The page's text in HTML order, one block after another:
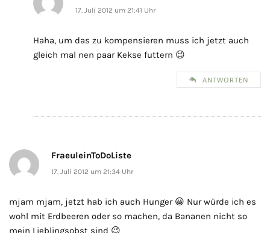
17. Juli 2012 um 21:41 Uhr
Haha, um das zu kompensieren muss ich jetzt auch
gleich mal nen paar Kekse futtern 😉
ANTWORTEN
FraeuleinToDoListe
17. Juli 2012 um 21:34 Uhr
mjam mjam, jetzt hab ich auch Hunger 😀 Nur würde ich es
wohl mit Erdbeeren oder so machen, da Bananen nicht so
mein Lieblingsobst sind 😉